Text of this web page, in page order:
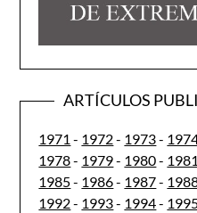
ARTÍCULOS
1971 - 1972- 1973-
1978- 1979- 1980- 1981
1985- 1986- 1987-
1992- 1993- 1994-